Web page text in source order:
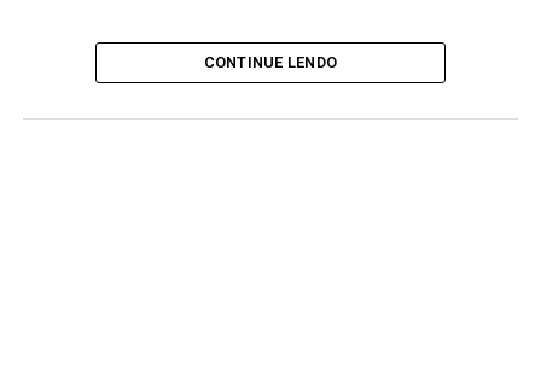
CONTINUE LENDO